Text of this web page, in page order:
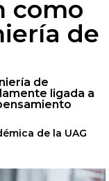
como
de
de
ligada a
de la UAG